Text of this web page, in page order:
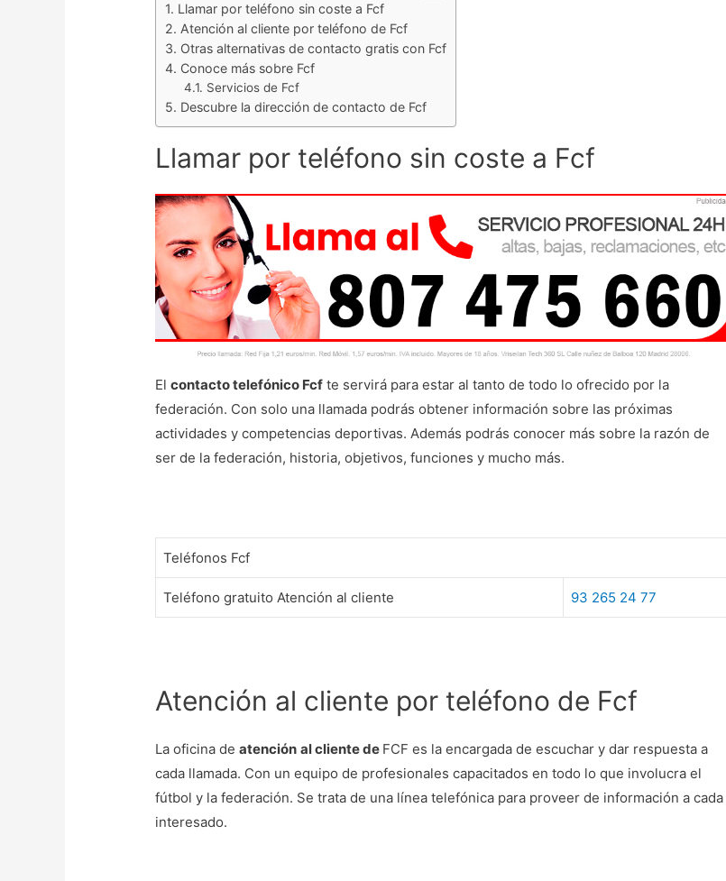
Llamar por teléfono sin coste a Fcf
Atención al cliente por teléfono de Fcf
Otras alternativas de contacto gratis con Fcf
Conoce más sobre Fcf
Servicios de Fcf
Descubre la dirección de contacto de Fcf
Llamar por teléfono sin coste a Fcf
Elcontacto telefónico Fcf te servirá para estar al tanto de todo lo ofrecido por la
federación. Con solo una llamada podrás obtener información sobre las próximas
actividades y competencias deportivas. Además podrás conocer más sobre la razón de
ser de la federación, historia, objetivos, funciones y mucho más.
Teléfonos Fcf
Teléfono gratuito Atención al cliente 93 265 24 77
Atención al cliente por teléfono de Fcf
La oficina deatención al cliente de FCF es la encargada de escuchar y dar respuesta a
cada llamada. Con un equipo de profesionales capacitados en todo lo que involucra el
fútbol y la federación. Se trata de una línea telefónica para proveer de información a cada
interesado.